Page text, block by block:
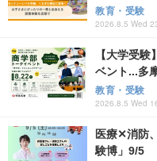
教育・受験
2026.8.5 Wed
【大学受
ベント...多
教育・受験
2026.8.5 Wed
医療✕消防
験博」9/5